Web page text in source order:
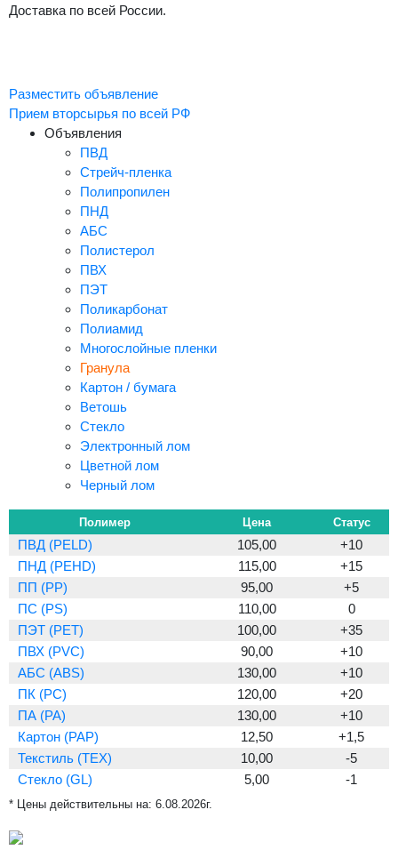
Доставка по всей России.
Разместить объявление
Прием вторсырья по всей РФ
Объявления
ПВД
Стрейч-пленка
Полипропилен
ПНД
АБС
Полистерол
ПВХ
ПЭТ
Поликарбонат
Полиамид
Многослойные пленки
Гранула
Картон / бумага
Ветошь
Стекло
Электронный лом
Цветной лом
Черный лом
Полимер Цена Статус
ПВД (PELD) 105,00
+10
ПНД (PEHD)
115,00
+15
ПП (PP)
95,00
+5
ПС (PS)
110,00
0
ПЭТ (PET)
100,00
+35
ПВХ (PVC)
90,00
+10
АБС (ABS)
130,00
+10
ПК (PC)
120,00
+20
ПА (PA)
130,00
+10
Картон (PAP)
12,50
+1,5
Текстиль (TEX)
10,00
-5
Стекло (GL)
5,00 -1
* Цены действительны на: 6.08.2026г.